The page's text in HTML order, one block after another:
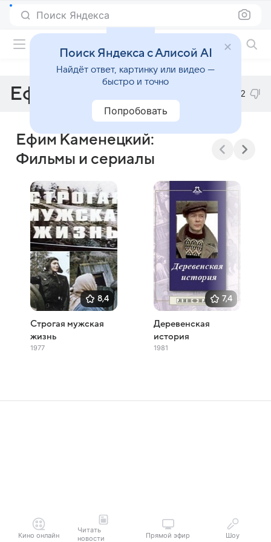
Поиск Яндекса
Ефим Каменецкий 2
Ефим Каменецкий:
Фильмы и сериалы
8,4
Строгая мужская
жизнь
1977
7,4
Деревенская
история
1981
Кино онлайн
Читать
новости
Прямой эфир Шоу
Поиск Яндекса с Алисой AI
Найдёт ответ, картинку или видео —
быстро и точно
Попробовать